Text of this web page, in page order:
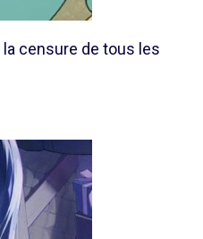
censure de tous les